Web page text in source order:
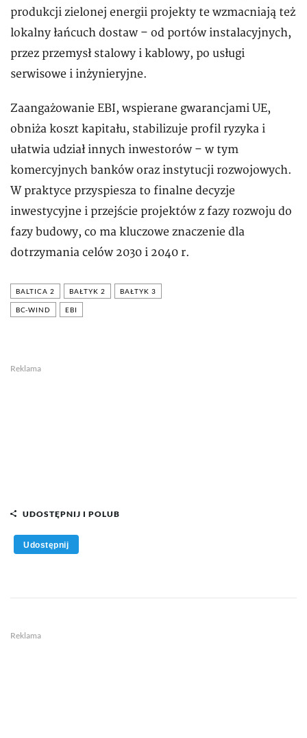
produkcji zielonej energii projekty te wzmacniają też
lokalny łańcuch dostaw – od portów instalacyjnych,
przez przemysł stalowy i kablowy, po usługi
serwisowe i inżynieryjne.
Zaangażowanie EBI, wspierane gwarancjami UE,
obniża koszt kapitału, stabilizuje profil ryzyka i
ułatwia udział innych inwestorów – w tym
komercyjnych banków oraz instytucji rozwojowych.
W praktyce przyspiesza to finalne decyzje
inwestycyjne i przejście projektów z fazy rozwoju do
fazy budowy, co ma kluczowe znaczenie dla
dotrzymania celów 2030 i 2040 r.
BALTICA 2 BAŁTYK 2 BAŁTYK 3
BC-WIND EBI
Reklama
UDOSTĘPNIJ I POLUB
Udostępnij
Reklama